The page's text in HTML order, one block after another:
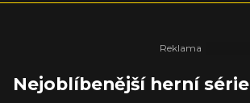
Nejoblíbenější herní série